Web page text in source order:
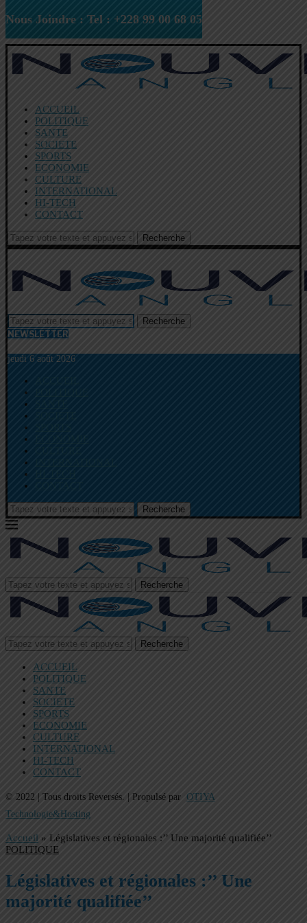
Nous Joindre : Tel : +228 99 00 68 05
ACCUEIL
POLITIQUE
SANTE
SOCIETE
SPORTS
ECONOMIE
CULTURE
INTERNATIONAL
HI-TECH
CONTACT
Recherche
Recherche
NEWSLETTER
jeudi 6 août 2026
Recherche
Recherche
Recherche
ACCUEIL
POLITIQUE
SANTE
SOCIETE
SPORTS
ECONOMIE
CULTURE
INTERNATIONAL
HI-TECH
CONTACT
© 2022 | Tous droits Reversés. | Propulsé par OTIYA
Technologie&Hosting
Accueil » Législatives et régionales :’’ Une majorité qualifiée’’
POLITIQUE
Législatives et régionales :’’ Une
majorité qualifiée’’